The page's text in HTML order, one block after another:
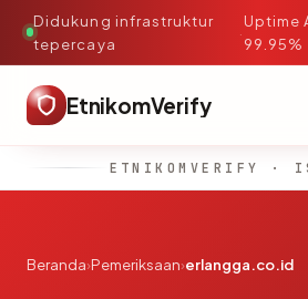
Didukung infrastruktur
tepercaya
·
Uptime
99.95%
EtnikomVerify
ETNIKOMVERIFY ·
Beranda›Pemeriksaan›erlangga.co.id